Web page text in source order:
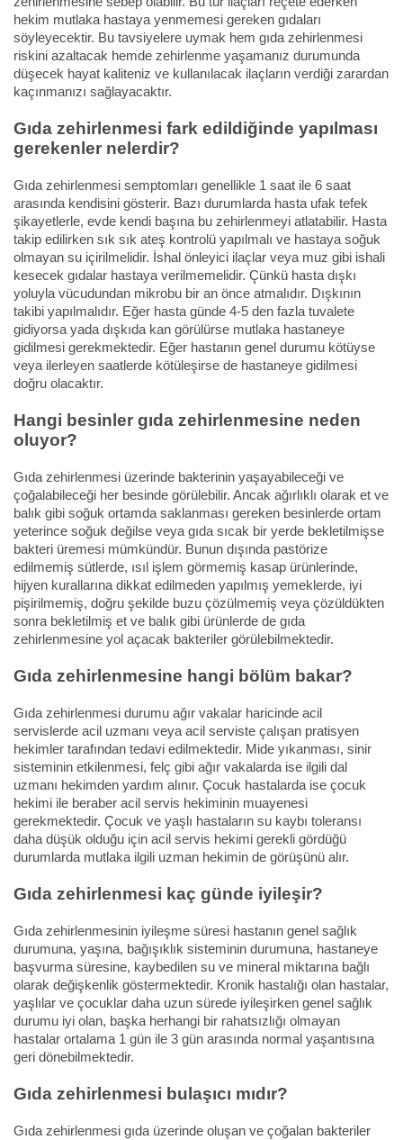
hekim mutlaka hastaya yenmemesi gereken gıdaları
söyleyecektir. Bu tavsiyelere uymak hem gıda zehirlenmesi
riskini azaltacak hemde zehirlenme yaşamanız durumunda
düşecek hayat kaliteniz ve kullanılacak ilaçların verdiği zarardan
kaçınmanızı sağlayacaktır.
Gıda zehirlenmesi fark edildiğinde yapılması
gerekenler nelerdir?
Gıda zehirlenmesi semptomları genellikle 1 saat ile 6 saat
arasında kendisini gösterir. Bazı durumlarda hasta ufak tefek
şikayetlerle, evde kendi başına bu zehirlenmeyi atlatabilir. Hasta
takip edilirken sık sık ateş kontrolü yapılmalı ve hastaya soğuk
olmayan su içirilmelidir. İshal önleyici ilaçlar veya muz gibi ishali
kesecek gıdalar hastaya verilmemelidir. Çünkü hasta dışkı
yoluyla vücudundan mikrobu bir an önce atmalıdır. Dışkının
takibi yapılmalıdır. Eğer hasta günde 4-5 den fazla tuvalete
gidiyorsa yada dışkıda kan görülürse mutlaka hastaneye
gidilmesi gerekmektedir. Eğer hastanın genel durumu kötüyse
veya ilerleyen saatlerde kötüleşirse de hastaneye gidilmesi
doğru olacaktır.
Hangi besinler gıda zehirlenmesine neden
oluyor?
Gıda zehirlenmesi üzerinde bakterinin yaşayabileceği ve
çoğalabileceği her besinde görülebilir. Ancak ağırlıklı olarak et ve
balık gibi soğuk ortamda saklanması gereken besinlerde ortam
yeterince soğuk değilse veya gıda sıcak bir yerde bekletilmişse
bakteri üremesi mümkündür. Bunun dışında pastörize
edilmemiş sütlerde, ısıl işlem görmemiş kasap ürünlerinde,
hijyen kurallarına dikkat edilmeden yapılmış yemeklerde, iyi
pişirilmemiş, doğru şekilde buzu çözülmemiş veya çözüldükten
sonra bekletilmiş et ve balık gibi ürünlerde de gıda
zehirlenmesine yol açacak bakteriler görülebilmektedir.
Gıda zehirlenmesine hangi bölüm bakar?
Gıda zehirlenmesi durumu ağır vakalar haricinde acil
servislerde acil uzmanı veya acil serviste çalışan pratisyen
hekimler tarafından tedavi edilmektedir. Mide yıkanması, sinir
sisteminin etkilenmesi, felç gibi ağır vakalarda ise ilgili dal
uzmanı hekimden yardım alınır. Çocuk hastalarda ise çocuk
hekimi ile beraber acil servis hekiminin muayenesi
gerekmektedir. Çocuk ve yaşlı hastaların su kaybı toleransı
daha düşük olduğu için acil servis hekimi gerekli gördüğü
durumlarda mutlaka ilgili uzman hekimin de görüşünü alır.
Gıda zehirlenmesi kaç günde iyileşir?
Gıda zehirlenmesinin iyileşme süresi hastanın genel sağlık
durumuna, yaşına, bağışıklık sisteminin durumuna, hastaneye
başvurma süresine, kaybedilen su ve mineral miktarına bağlı
olarak değişkenlik göstermektedir. Kronik hastalığı olan hastalar,
yaşlılar ve çocuklar daha uzun sürede iyileşirken genel sağlık
durumu iyi olan, başka herhangi bir rahatsızlığı olmayan
hastalar ortalama 1 gün ile 3 gün arasında normal yaşantısına
geri dönebilmektedir.
Gıda zehirlenmesi bulaşıcı mıdır?
Gıda zehirlenmesi gıda üzerinde oluşan ve çoğalan bakteriler